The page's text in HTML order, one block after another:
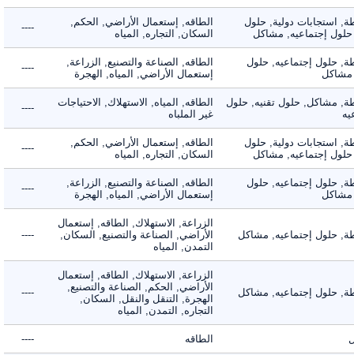
استجابات دولية, حلول
إجتماعيه, مشاكل
الطاقه, إستعمال الأراضي, الحكم,
السكان, التجاره, المياه
----
حلول إجتماعيه, حلول
الطاقه, الصناعة والتصنيع, الزراعة,
إستعمال الأراضي, المياه, الهجرة
----
مشاكل, حلول تقنيه, حلول
الطاقه, المياه, الاستهلاك, الاحتياجات
غير الملباه
----
استجابات دولية, حلول
إجتماعيه, مشاكل
الطاقه, إستعمال الأراضي, الحكم,
السكان, التجاره, المياه
----
حلول إجتماعيه, حلول
الطاقه, الصناعة والتصنيع, الزراعة,
إستعمال الأراضي, المياه, الهجرة
----
حلول إجتماعيه, مشاكل
الزراعة, الاستهلاك, الطاقه, إستعمال
الأراضي, الصناعة والتصنيع, السكان,
التمدن, المياه
----
حلول إجتماعيه, مشاكل
الزراعة, الاستهلاك, الطاقه, إستعمال
الأراضي, الحكم, الصناعة والتصنيع,
الهجرة, التنقل والنقل, السكان,
التجاره, التمدن, المياه
----
الطاقه ----